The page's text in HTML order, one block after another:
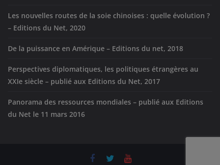
Les nouvelles routes de la soie chinoises : quelle évolution ?
– Editions du Net, 2020
De la puissance en Amérique – Editions du net, 2018
Perspectives diplomatiques, les politiques étrangères au
XXIe siècle – publié aux Editions du Net, 2017
Panorama des ressources mondiales – publié aux Editions
du Net le 11 mars 2016